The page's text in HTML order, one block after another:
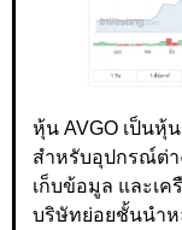
หุ้น AVGO เป็นหุ้
สำหรับอุปกรณ์ต่า
เก็บข้อมูล และเค
บริษัทย่อยชั้นนำห